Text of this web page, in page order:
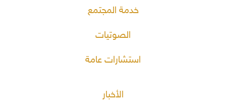
خدمة المجتمع
الصوتيات
استشارات عامة
الأخبار